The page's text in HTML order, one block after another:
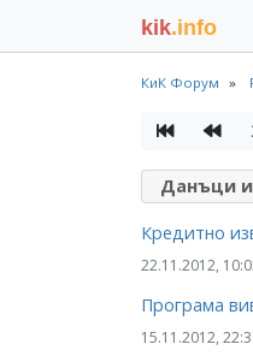
kik.info
КиК Форум
Данъци и
Кредитно
22.11.2012,
Програма
15.11.2012,